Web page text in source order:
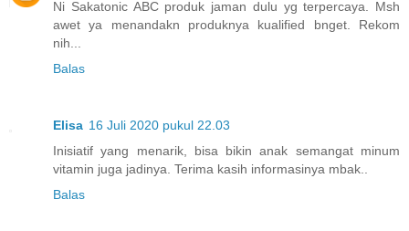
Ni Sakatonic ABC produk jaman dulu yg terpercaya. Msh
awet ya menandakn produknya kualified bnget. Rekom
nih...
Balas
Elisa 16 Juli 2020 pukul 22.03
Inisiatif yang menarik, bisa bikin anak semangat minum
vitamin juga jadinya. Terima kasih informasinya mbak..
Balas